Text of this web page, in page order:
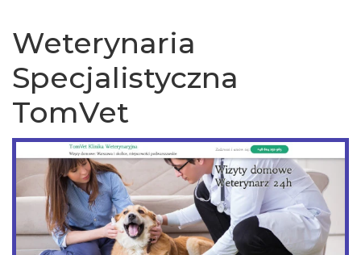
Weterynaria
Specjalistyczna
TomVet